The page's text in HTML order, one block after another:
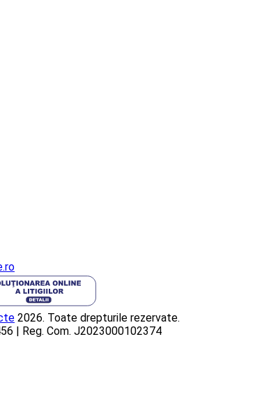
2026. Toate drepturile rezervate.
| Reg. Com. J2023000102374